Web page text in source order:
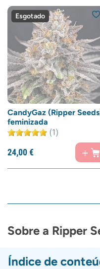
Esgotado
CandyGaz (Ripper
feminizada
(1)
24,00€
Sobre a Ripper
Índice de